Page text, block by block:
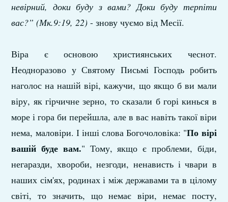
невірний, доки буду з вами? Доки буду терпіти
вас?” (Мк.9:19, 22) - знову чуємо від Месії.
Віра є основою християнських чеснот.
Неодноразово у Святому Письмі Господь робить
наголос на нашій вірі, кажучи, що якщо б ви мали
віру, як гірчичне зерно, то сказали б горі кинься в
море і гора би перейшла, але в вас навіть такої віри
нема, маловіри. І інші слова Богочоловіка: "По вірі
вашій буде вам." Тому, якщо є проблеми, біди,
негаразди, хвороби, незгоди, ненависть і чвари в
наших сім'ях, родинах і між державами та в цілому
світі, то значить, що немає віри, немає посту,